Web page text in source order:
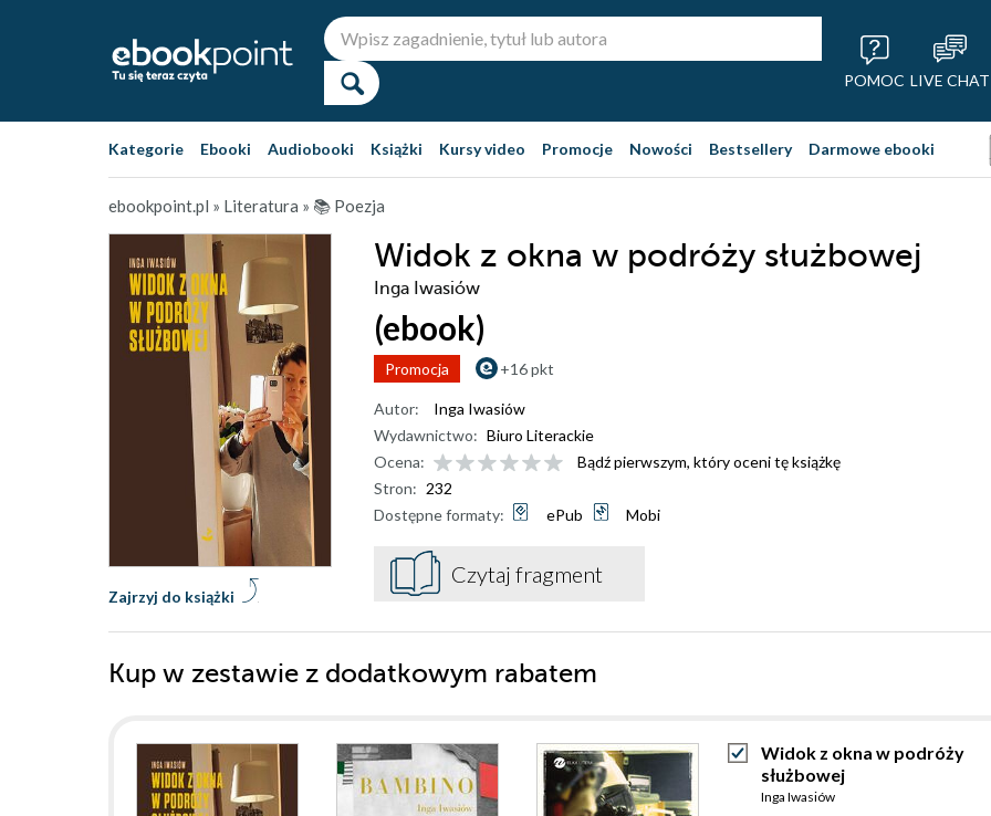
POMOC LIVE CHAT
Kategorie Ebooki Audiobooki Książki Kursy video Promocje Nowości Bestsellery Darmowe ebooki
ebookpoint.pl » Literatura » 📚 Poezja
Widok z okna w podróży służbowej
Inga Iwasiów
(ebook)
Promocja +16 pkt
Zajrzyj do książki
Autor:
Inga Iwasiów
Wydawnictwo: Biuro Literackie
Ocena:
Bądź pierwszym, który oceni tę książkę
Stron: 232
Dostępne formaty:
ePub Mobi
Czytaj fragment
Kup w zestawie z dodatkowym rabatem
Widok z okna w podróży
służbowej
Inga Iwasiów